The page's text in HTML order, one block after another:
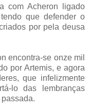
com Acheron ligado
que defender o
por pela deusa
encontra-se onze mil
por Artemis, e agora
que infelizmente
lo das lembranças